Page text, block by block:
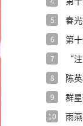
5
春
6
第
7
“
8
陈
9
群
10
雨